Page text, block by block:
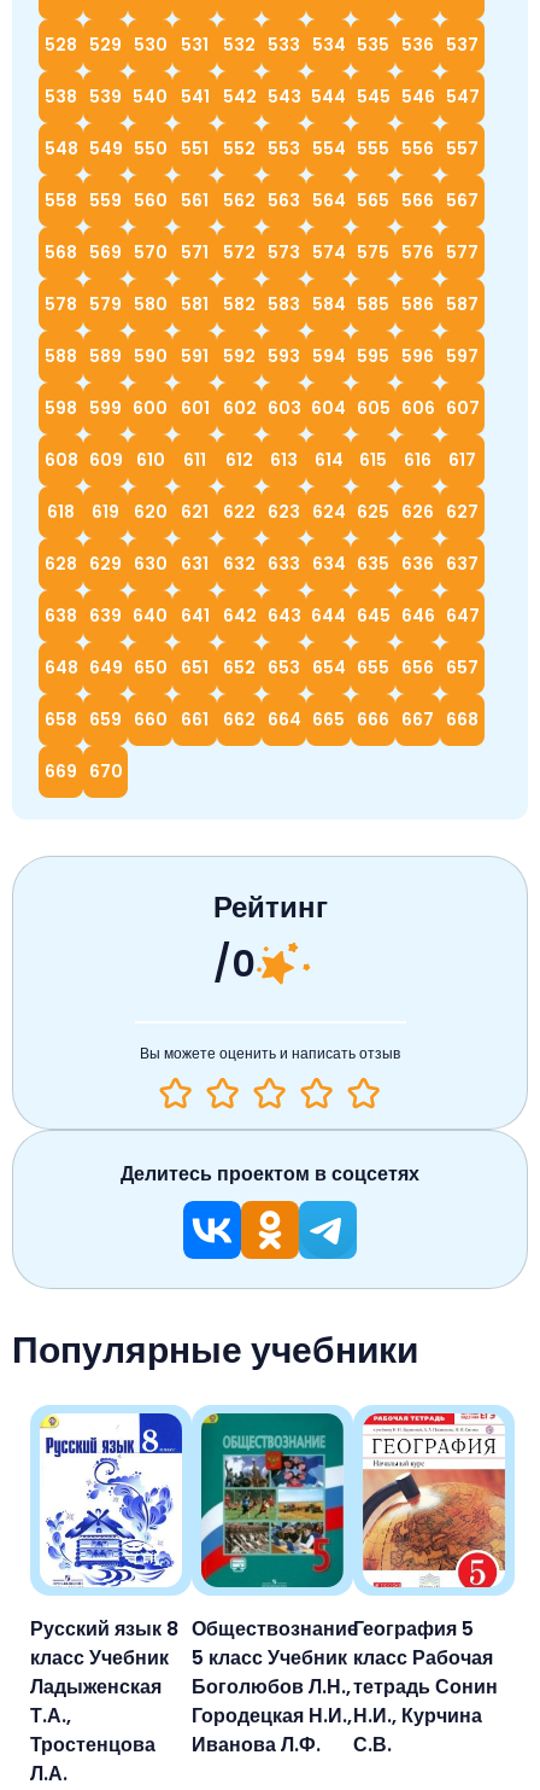
528 529 530 531 532 533 534 535 536 537
538 539 540 541 542 543 544 545 546 547
548 549 550 551 552 553 554 555 556 557
558 559 560 561 562 563 564 565 566 567
568 569 570 571 572 573 574 575 576 577
578 579 580 581 582 583 584 585 586 587
588 589 590 591 592 593 594 595 596 597
598 599 600 601 602 603 604 605 606 607
608 609 610 611 612 613 614 615 616 617
618 619 620 621 622 623 624 625 626 627
628 629 630 631 632 633 634 635 636 637
638 639 640 641 642 643 644 645 646 647
648 649 650 651 652 653 654 655 656 657
658 659 660 661 662 664 665 666 667 668
669 670
Популярные учебники
Русский язык 8
класс Учебник
Ладыженская
Т.А.,
Тростенцова
Л.А.
Обществознание
5 класс Учебник
Боголюбов Л.Н.,
Городецкая Н.И.,
Иванова Л.Ф.
География 5
класс Рабочая
тетрадь Сонин
Н.И., Курчина
С.В.
Рейтинг
/0
Вы можете оценить и написать отзыв
Делитесь проектом в соцсетях